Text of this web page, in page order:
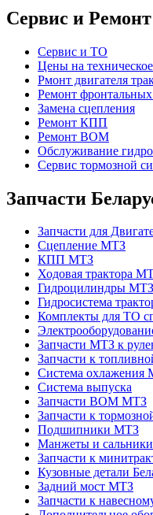
Сервис и Ремонт
Сервис и ТО
Цены на
Рмонт двигателя
Ремонт фронтальных
Замена сцепления
Ремонт КПП
Ремонт ВОМ
Обслуживание
Сервис тормозной
Запчасти
Запчасти для
Сцепление МТЗ
КПП МТЗ
Ходовая трактора
Гидроцилиндры МТЗ
Гидросистема
Комплекты для ТО
Запчасти МТЗ к
Запчасти к
Система охлажения
Система выпуска
Запчасти ВОМ МТЗ
Запчасти к
Подшипники МТЗ
Манжеты и сальники
Запчасти к
Кузовные детали
Задний мост МТЗ
Запчасти к